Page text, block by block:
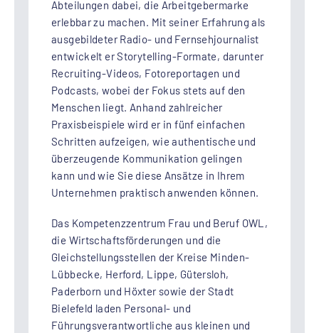
Abteilungen dabei, die Arbeitgebermarke
erlebbar zu machen. Mit seiner Erfahrung als
ausgebildeter Radio- und Fernsehjournalist
entwickelt er Storytelling-Formate, darunter
Recruiting-Videos, Fotoreportagen und
Podcasts, wobei der Fokus stets auf den
Menschen liegt. Anhand zahlreicher
Praxisbeispiele wird er in fünf einfachen
Schritten aufzeigen, wie authentische und
überzeugende Kommunikation gelingen
kann und wie Sie diese Ansätze in Ihrem
Unternehmen praktisch anwenden können.
Das Kompetenzzentrum Frau und Beruf OWL,
die Wirtschaftsförderungen und die
Gleichstellungsstellen der Kreise Minden-
Lübbecke, Herford, Lippe, Gütersloh,
Paderborn und Höxter sowie der Stadt
Bielefeld laden Personal- und
Führungsverantwortliche aus kleinen und